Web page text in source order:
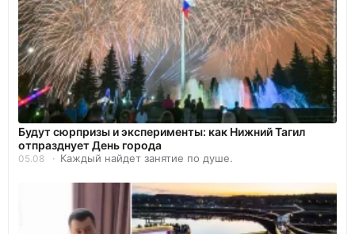
Будут сюрпризы и эксперименты: как Нижний Тагил
отпразднует День города
05.08 Каждый найдет занятие по душе.